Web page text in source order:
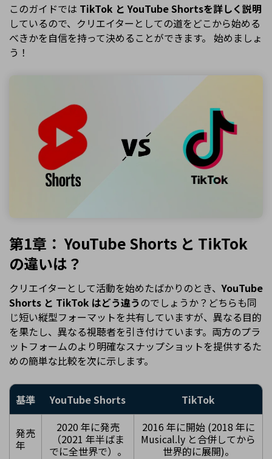
このガイドでは TikTok と YouTube Shortsを詳しく説明
しているので、クリエイターとしての道をどこから始める
べきかを自信を持って決めることができます。 始めましょ
う！
第1章： YouTube Shorts と TikTok
の違いは？
クリエイターとして活動を始めたばかりのとき、YouTube
Shorts と TikTok はどう違う のでしょうか？どちらも同
じ短い縦型フォーマットを共有していますが、異なる目的
を果たし、異なる視聴者を引き付けています。両方のプラ
ットフォームのより明確なスナップショットを提供するた
めの簡単な比較を次に示します。
基準 YouTube Shorts TikTok
発売
年
2020 年に発売
（2021 年半ばま
でに全世界で）。
2016 年に開始 (2018 年に
Musical.ly と合併してから
世界的に展開)。